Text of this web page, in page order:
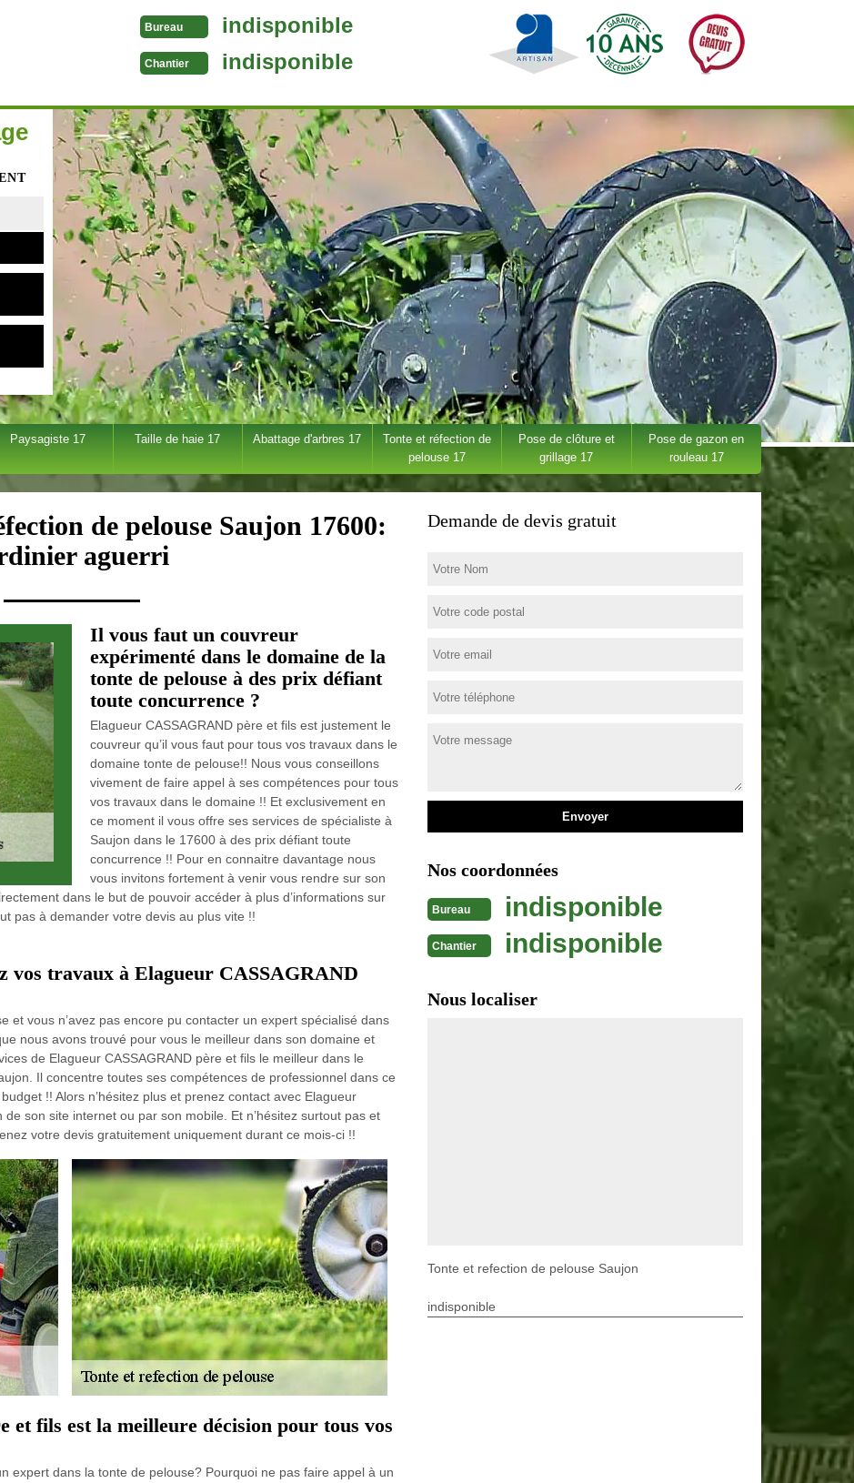
Bureau indisponible
Chantier indisponible
Paysagiste 17 Taille de haie 17 Abattage d'arbres 17
Tonte et réfection de
pelouse 17
Pose de clôture et
grillage 17
Pose de gazon en
rouleau 17
de pelouse Saujon 17600:
aguerri
Il vous faut un couvreur
expérimenté dans le domaine de la
tonte de pelouse à des prix défiant
toute concurrence ?
Elagueur CASSAGRAND père et fils est justement le
couvreur qu’il vous faut pour tous vos travaux dans le
domaine tonte de pelouse!! Nous vous conseillons
vivement de faire appel à ses compétences pour tous
vos travaux dans le domaine !! Et exclusivement en
ce moment il vous offre ses services de spécialiste à
Saujon dans le 17600 à des prix défiant toute
concurrence !! Pour en connaitre davantage nous
vous invitons fortement à venir vous rendre sur son
dans le but de pouvoir accéder à plus d’informations sur
pas à demander votre devis au plus vite !!
vos travaux à Elagueur CASSAGRAND
et vous n’avez pas encore pu contacter un expert spécialisé dans
nous avons trouvé pour vous le meilleur dans son domaine et
de Elagueur CASSAGRAND père et fils le meilleur dans le
Il concentre toutes ses compétences de professionnel dans ce
!! Alors n’hésitez plus et prenez contact avec Elagueur
son site internet ou par son mobile. Et n’hésitez surtout pas et
votre devis gratuitement uniquement durant ce mois-ci !!
et fils est la meilleure décision pour tous vos
expert dans la tonte de pelouse? Pourquoi ne pas faire appel à un
Demande de devis gratuit
Nos coordonnées
Bureau indisponible
Chantier indisponible
Nous localiser
Tonte et refection de pelouse Saujon
indisponible